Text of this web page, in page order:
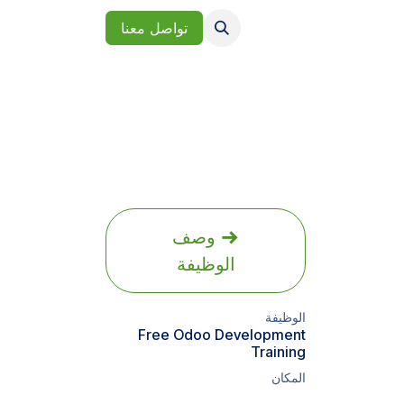
تواصل معنا
وصف
الوظيفة
الوظيفة
Free Odoo Development
Training
المكان